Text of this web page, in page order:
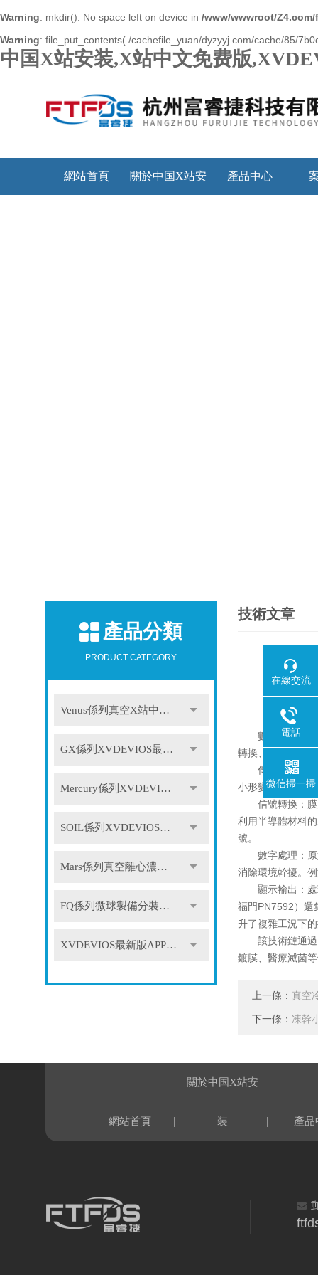
Warning: mkdir(): No space left on device in /www/wwwroot/
Warning: file_put_contents(./cachefile_yuan/dyzyyj.com/cache/85/
中国X站安装,X站中文免费版
網站首頁 關於中国X站安 產品中心
產品分類
PRODUCT CATEGORY
Venus係列真空X站中文免费版
GX係列XVDEVIOS最新版APP下载
Mercury係列XVDEVIOS最新版APP下载
SOIL係列XVDEVIOS最新版APP下载
Mars係列真空離心濃縮儀
FQ係列微球製備分裝係統
XVDEVIOS最新版APP下载配件
技術文章
數顯真空傳感器
轉換、數字處理
傳感原理：傳感
小形變。例如，
信號轉換：膜片
利用半導體材料
號。
數字處理：原始
消除環境幹擾。
顯示輸出：處理
福門PN7592）還
升了複雜工況下
該技術鏈通過
鍍膜、醫療滅菌
上一條： 真空
下一條： 凍幹
網站首頁 |
關於中国X站安
装 | 產品
在線交流
電話
微信掃一掃